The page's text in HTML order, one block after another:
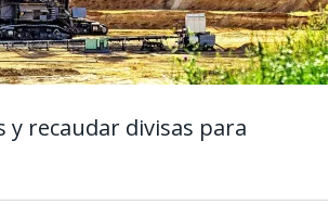
recaudar divisas para